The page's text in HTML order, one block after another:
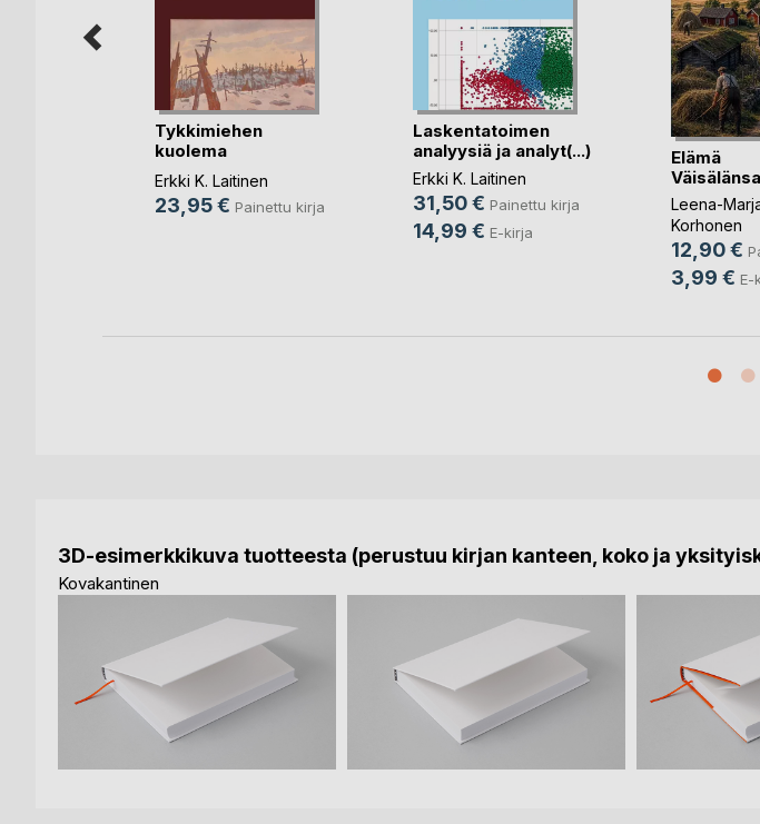
Tykkimiehen
kuolema
Marjapellonmäe(...)
Erkki K. Laitinen
23,95 € Painettu kirja
Laskentatoimen
analyysiä ja analyt(...)
Erkki K. Laitinen
31,50 € Painettu kirja
14,99 € E-kirja
Elämä
Leena-
Korhonen
12,90 €
3,99 € E-
3D-esimerkkikuva tuotteesta (perustuu kirjan kanteen, koko ja
Kovakantinen